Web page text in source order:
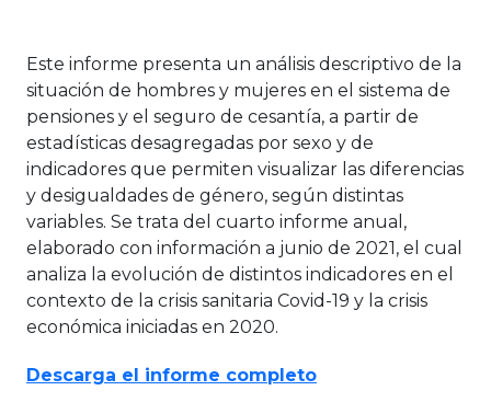
Este informe presenta un análisis descriptivo de la
situación de hombres y mujeres en el sistema de
pensiones y el seguro de cesantía, a partir de
estadísticas desagregadas por sexo y de
indicadores que permiten visualizar las diferencias
y desigualdades de género, según distintas
variables. Se trata del cuarto informe anual,
elaborado con información a junio de 2021, el cual
analiza la evolución de distintos indicadores en el
contexto de la crisis sanitaria Covid-19 y la crisis
económica iniciadas en 2020.
Descarga el informe completo